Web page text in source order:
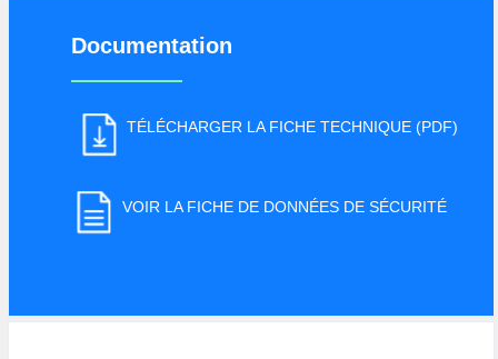
Documentation
TÉLÉCHARGER LA FICHE TECHNIQUE (PDF)
VOIR LA FICHE DE DONNÉES DE SÉCURITÉ